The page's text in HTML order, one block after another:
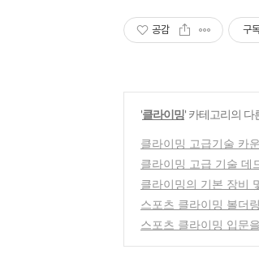
공감 구
'클라이밍' 카테고리의 다
클라이밍 고급기술 카
클라이밍 고급 기술 데
클라이밍의 기본 장비
스포츠 클라이밍 볼더
스포츠 클라이밍 입문